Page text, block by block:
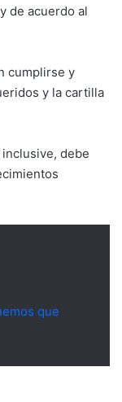
de acuerdo al
cumplirse y
y la cartilla
debe
que